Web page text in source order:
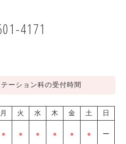
4171
ーション科の受付時間
月 火 水 木 金 土 日
● ● ● ● ● ● ー